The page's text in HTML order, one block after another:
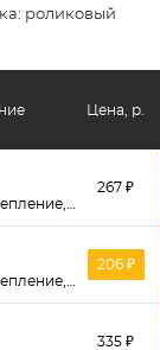
роликовый
Цена, р.
267 ₽
206 ₽
335 ₽